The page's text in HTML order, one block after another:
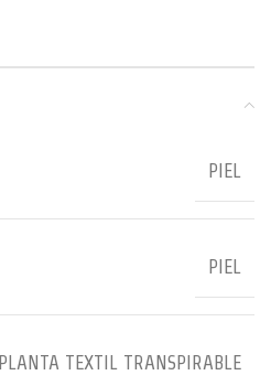
PIEL
PIEL
PLANTA TEXTIL TRANSPIRABLE